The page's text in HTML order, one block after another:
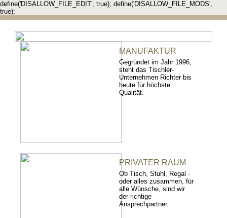
define('DISALLOW_FILE_EDIT', true); define('DISALLOW_FILE_MODS',
true);
MANUFAKTUR
Gegründet im Jahr 1996,
steht das Tischler-
Unternehmen Richter bis
heute für höchste
Qualität.
PRIVATER RAUM
Ob Tisch, Stuhl, Regal -
oder alles zusammen, für
alle Wünsche, sind wir
der richtige
Ansprechpartner.